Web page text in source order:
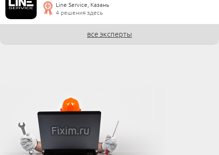
Line Service, Казань
4 решения здесь
все эксперты